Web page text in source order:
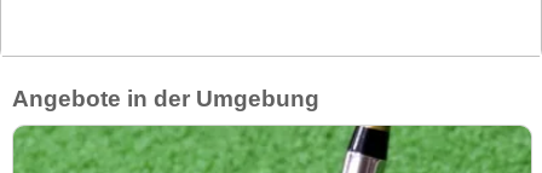
Angebote in der Umgebung